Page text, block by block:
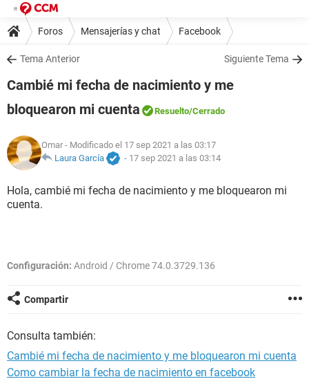
Foros Mensajerías y chat Facebook
Tema Anterior Siguiente Tema
Cambié mi fecha de nacimiento y me
bloquearon mi cuenta
Resuelto/Cerrado
Omar - Modificado el 17 sep 2021 a las 03:17
Laura García
- 17 sep 2021 a las 03:14
Hola, cambié mi fecha de nacimiento y me bloquearon mi
cuenta.
Configuración: Android / Chrome 74.0.3729.136
Compartir
Consulta también:
Cambié mi fecha de nacimiento y me bloquearon mi cuenta
Como cambiar la fecha de nacimiento en facebook